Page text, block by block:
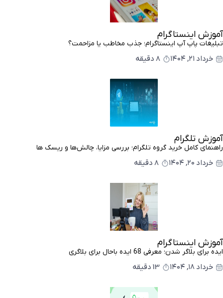
آموزش اینستاگرام
تبلیغات پاپ آپ اینستاگرام؛ جذب مخاطب یا مزاحمت؟
خرداد ۲۱, ۱۴۰۴ 8 دقیقه
آموزش تلگرام
راهنمای کامل خرید گروه تلگرام؛ بررسی مزایا، چالش‌ها و ریسک ها
خرداد ۲۰, ۱۴۰۴ 8 دقیقه
آموزش اینستاگرام
ایده برای بلاگر شدن؛ معرفی 68 ایده باحال برای بلاگری
خرداد ۱۸, ۱۴۰۴ 13 دقیقه